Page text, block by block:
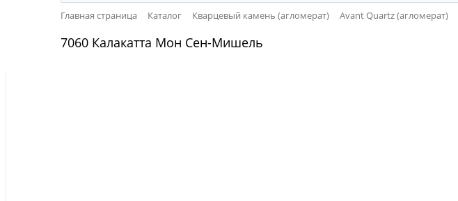
Главная страница Каталог Кварцевый камень (агломерат) Avant Quartz (агломерат)
7060 Калакатта Мон Сен-Мишель